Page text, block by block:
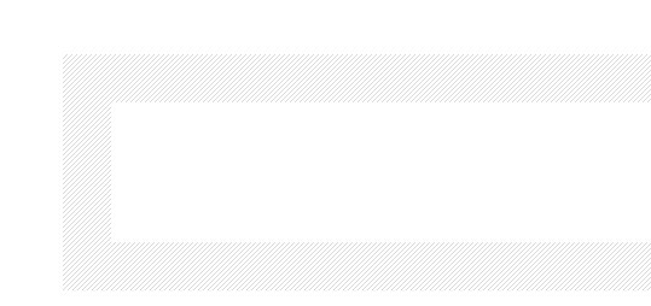
і
г
а
ц
і